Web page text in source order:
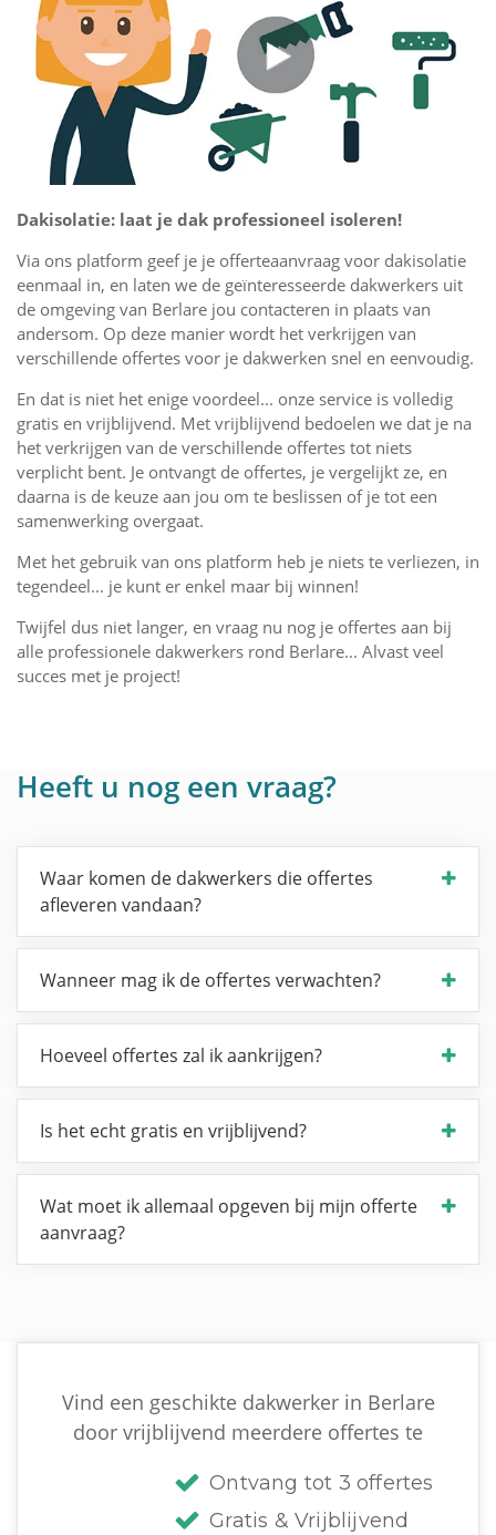
Dakisolatie: laat je dak professioneel isoleren!
Via ons platform geef je je offerteaanvraag voor dakisolatie
eenmaal in, en laten we de geïnteresseerde dakwerkers uit
de omgeving van Berlare jou contacteren in plaats van
andersom. Op deze manier wordt het verkrijgen van
verschillende offertes voor je dakwerken snel en eenvoudig.
En dat is niet het enige voordeel... onze service is volledig
gratis en vrijblijvend. Met vrijblijvend bedoelen we dat je na
het verkrijgen van de verschillende offertes tot niets
verplicht bent. Je ontvangt de offertes, je vergelijkt ze, en
daarna is de keuze aan jou om te beslissen of je tot een
samenwerking overgaat.
Met het gebruik van ons platform heb je niets te verliezen, in
tegendeel... je kunt er enkel maar bij winnen!
Twijfel dus niet langer, en vraag nu nog je offertes aan bij
alle professionele dakwerkers rond Berlare... Alvast veel
succes met je project!
Heeft u nog een vraag?
Waar komen de dakwerkers die offertes
afleveren vandaan?
Wanneer mag ik de offertes verwachten?
Hoeveel offertes zal ik aankrijgen?
Is het echt gratis en vrijblijvend?
Wat moet ik allemaal opgeven bij mijn offerte
aanvraag?
Vind een geschikte dakwerker in Berlare
door vrijblijvend meerdere offertes te
Ontvang tot 3 offertes
Gratis & Vrijblijvend